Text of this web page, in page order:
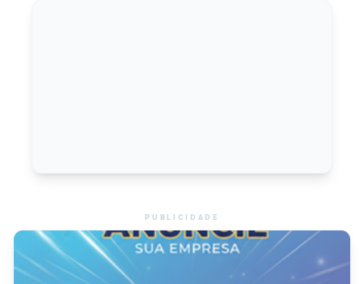
PUBLICIDADE